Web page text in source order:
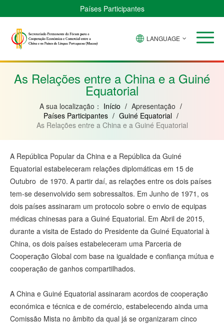
Países Participantes
Verde
Bissau
Guiné
Moçambique
LANGUAGE
As Relações entre a China e a Guiné
Equatorial
A sua localização： Início / Apresentação /
Países Participantes / Guiné Equatorial /
As Relações entre a China e a Guiné Equatorial
A República Popular da China e a República da Guiné
Equatorial estabeleceram relações diplomáticas em 15 de
Outubro de 1970. A partir daí, as relações entre os dois países
tem-se desenvolvido sem sobressaltos. Em Junho de 1971, os
dois países assinaram um protocolo sobre o envio de equipas
médicas chinesas para a Guiné Equatorial. Em Abril de 2015,
durante a visita de Estado do Presidente da Guiné Equatorial à
China, os dois países estabeleceram uma Parceria de
Cooperação Global com base na igualdade e confiança mútua e
cooperação de ganhos compartilhados.
A China e Guiné Equatorial assinaram acordos de cooperação
económica e técnica e de comércio, estabelecendo ainda uma
Comissão Mista no âmbito da qual já se organizaram cinco